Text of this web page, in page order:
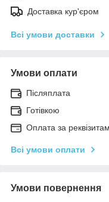
Доставка кур'єром
Всі умови доставки
Умови оплати
Післяплата
Готівкою
Оплата за
Всі умови оплати
Умови повернення